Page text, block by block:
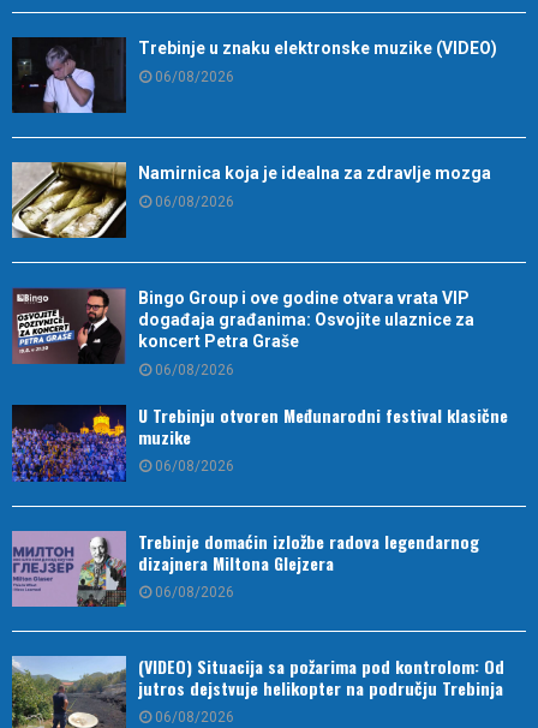
Trebinje u znaku elektronske muzike (VIDEO)
06/08/2026
Namirnica koja je idealna za zdravlje mozga
06/08/2026
Bingo Group i ove godine otvara vrata VIP
događaja građanima: Osvojite ulaznice za
koncert Petra Graše
06/08/2026
U Trebinju otvoren Međunarodni festival klasične
muzike
06/08/2026
Trebinje domaćin izložbe radova legendarnog
dizajnera Miltona Glejzera
06/08/2026
(VIDEO) Situacija sa požarima pod kontrolom: Od
jutros dejstvuje helikopter na području Trebinja
06/08/2026